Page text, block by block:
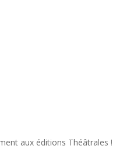
aux éditions Théâtrales !